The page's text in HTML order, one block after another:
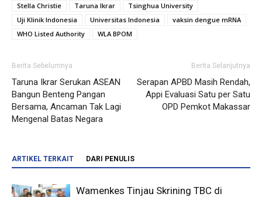
Stella Christie
Taruna Ikrar
Tsinghua University
Uji Klinik Indonesia
Universitas Indonesia
vaksin dengue mRNA
WHO Listed Authority
WLA BPOM
Berita Sebelumnya
Taruna Ikrar Serukan ASEAN
Bangun Benteng Pangan
Bersama, Ancaman Tak Lagi
Mengenal Batas Negara
Berita Selanjutnya
Serapan APBD Masih Rendah,
Appi Evaluasi Satu per Satu
OPD Pemkot Makassar
ARTIKEL TERKAIT DARI PENULIS
Wamenkes Tinjau Skrining TBC di